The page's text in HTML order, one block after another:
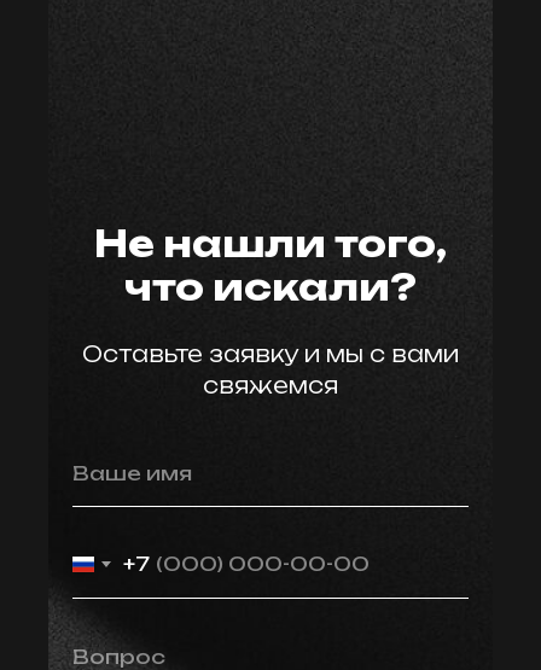
Не нашли того,
что искали?
Оставьте заявку и мы с вами
свяжемся
Ваше имя
+7
Вопрос